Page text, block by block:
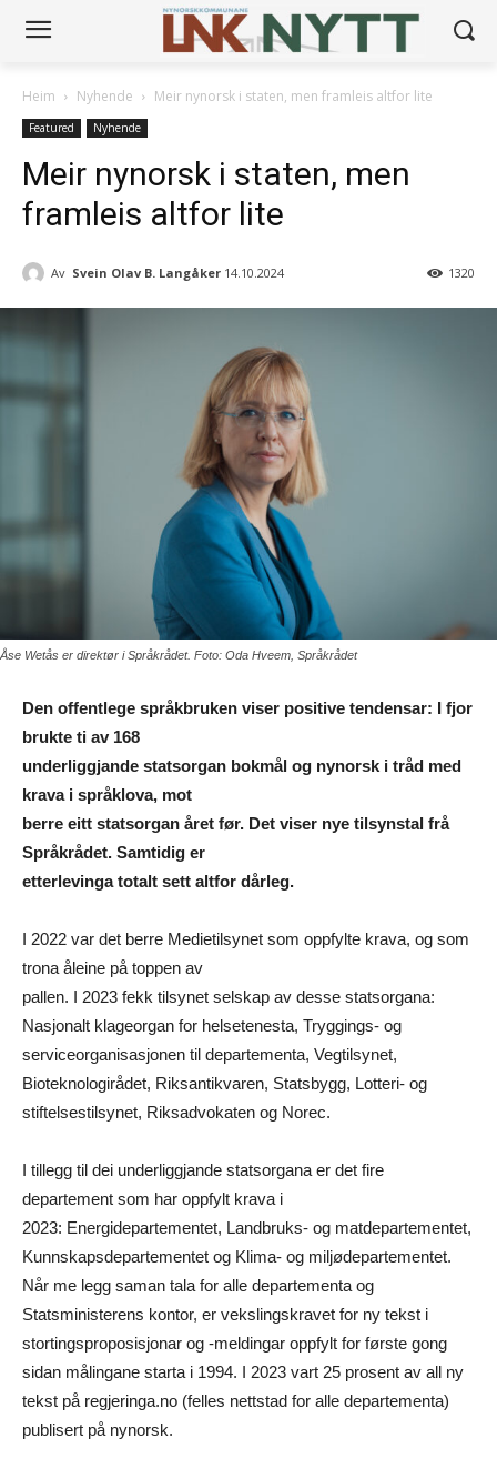
Heim Nyhende Meir nynorsk i staten, men framleis altfor lite
Featured Nyhende
Meir nynorsk i staten, men
framleis altfor lite
Av Svein Olav B. Langåker 14.10.2024 1320
Åse Wetås er direktør i Språkrådet. Foto: Oda Hveem, Språkrådet
Den offentlege språkbruken viser positive tendensar: I fjor
brukte ti av 168
underliggjande statsorgan bokmål og nynorsk i tråd med
krava i språklova, mot
berre eitt statsorgan året før. Det viser nye tilsynstal frå
Språkrådet. Samtidig er
etterlevinga totalt sett altfor dårleg.
I 2022 var det berre Medietilsynet som oppfylte krava, og som
trona åleine på toppen av
pallen. I 2023 fekk tilsynet selskap av desse statsorgana:
Nasjonalt klageorgan for helsetenesta, Tryggings- og
serviceorganisasjonen til departementa, Vegtilsynet,
Bioteknologirådet, Riksantikvaren, Statsbygg, Lotteri- og
stiftelsestilsynet, Riksadvokaten og Norec.
I tillegg til dei underliggjande statsorgana er det fire
departement som har oppfylt krava i
2023: Energidepartementet, Landbruks- og matdepartementet,
Kunnskapsdepartementet og Klima- og miljødepartementet.
Når me legg saman tala for alle departementa og
Statsministerens kontor, er vekslingskravet for ny tekst i
stortingsproposisjonar og -meldingar oppfylt for første gong
sidan målingane starta i 1994. I 2023 vart 25 prosent av all ny
tekst på regjeringa.no (felles nettstad for alle departementa)
publisert på nynorsk.